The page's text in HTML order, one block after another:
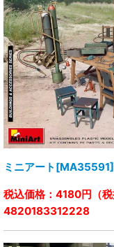
ミニアート
税込価格：4180円（
4820183312228